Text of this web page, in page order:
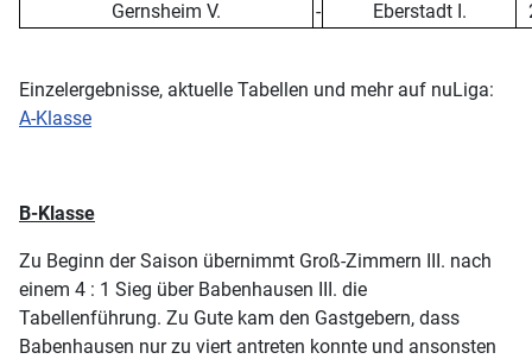
Gernsheim V.
- Eberstadt I.
Einzelergebnisse, aktuelle Tabellen und mehr auf nuLiga:
A-Klasse
B-Klasse
Zu Beginn der Saison übernimmt Groß-Zimmern III. nach
einem 4 : 1 Sieg über Babenhausen III. die
Tabellenführung. Zu Gute kam den Gastgebern, dass
Babenhausen nur zu viert antreten konnte und ansonsten